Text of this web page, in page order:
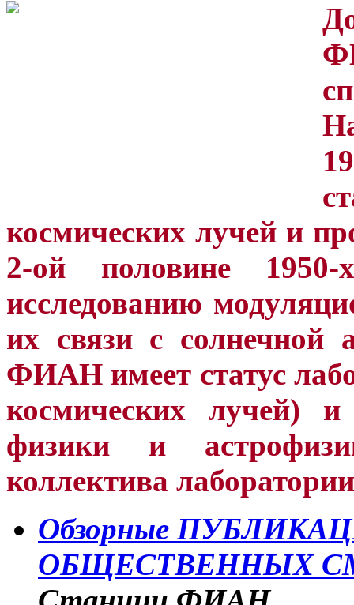
космических лучей и
2-ой половине
исследованию
их связи с
ФИАН имеет статус
космических лучей)
физики и
коллектива
Обзорные
ОБЩЕСТВЕННЫХ